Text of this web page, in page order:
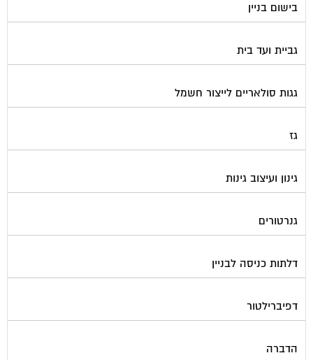
בישום בניין
גביית ועד בית
גגות סולאריים לייצור חשמל
גז
גינון ועיצוב גינות
גנרטורים
דלתות כניסה לבניין
דפיברילטור
הדברה